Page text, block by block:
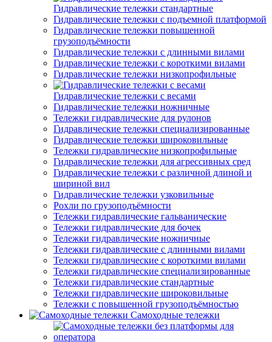
Гидравлические тележки стандартные
Гидравлические тележки с подъемной платформой
Гидравлические тележки повышенной
грузоподъёмности
Гидравлические тележки с длинными вилами
Гидравлические тележки с короткими вилами
Гидравлические тележки низкопрофильные
Гидравлические тележки с весами
Гидравлические тележки ножничные
Тележки гидравлические для рулонов
Гидравлические тележки специализированные
Гидравлические тележки широковильные
Тележки гидравлические низкопрофильные
Гидравлические тележки для агрессивных сред
Гидравлические тележки с различной длиной и
шириной вил
Гидравлические тележки узковильные
Рохли по грузоподъёмности
Тележки гидравлические гальванические
Тележки гидравлические для бочек
Тележки гидравлические ножничные
Тележки гидравлические с длинными вилами
Тележки гидравлические с короткими вилами
Тележки гидравлические специализированные
Тележки гидравлические стандартные
Тележки гидравлические широковильные
Тележки с повышенной грузоподъёмностью
Самоходные тележки